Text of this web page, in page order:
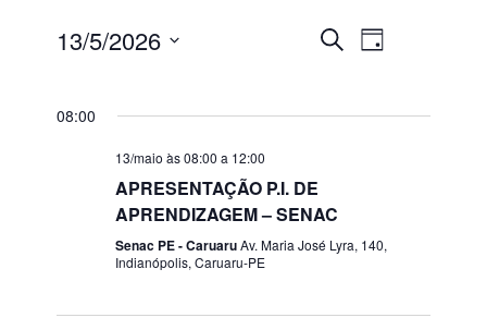
Pesquisa
navegação
visuais
de
Procurar
eventos
Navegação
do
Dia
13/5/2026
data.
08:00
13/maio às 08:00 a 12:00
APRESENTAÇÃO P.I. DE
APRENDIZAGEM – SENAC
Senac PE - CaruaruAv. Maria José Lyra, 140,
Indianópolis, Caruaru-PE